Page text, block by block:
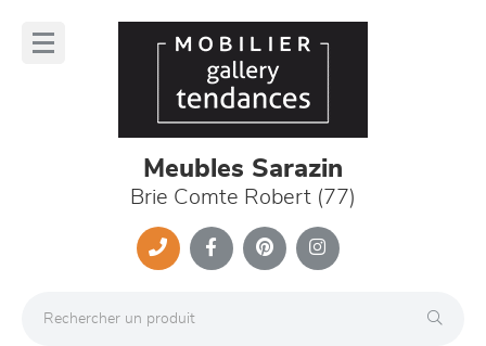
Meubles Sarazin
Brie Comte Robert (77)